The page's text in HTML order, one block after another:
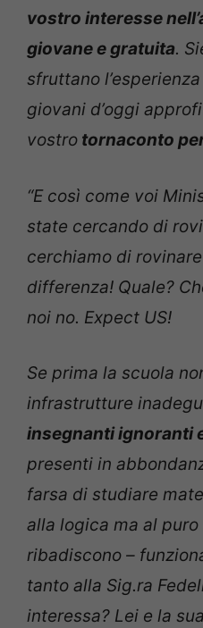
vostro interesse
giovane e gratuita.
sfruttano
giovani d’oggi
vostro tornaconto
“E così come voi
state cercando di
cerchiamo di
differenza! Quale?
noi no. Expect US!
Se prima la scuola
infrastrutture
insegnanti ignoranti
presenti in
farsa di studiare
alla logica ma al puro
ribadiscono –
tanto alla Sig.ra
interessa? Lei e la